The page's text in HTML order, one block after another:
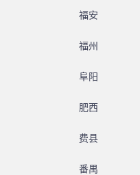
福安
福州
阜阳
肥西
费县
番禺